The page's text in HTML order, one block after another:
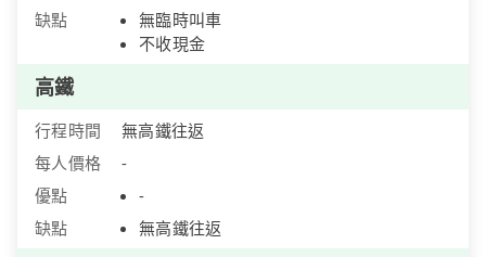
缺點
無臨時叫車
不收現金
高鐵
行程時間
無高鐵往返
每人價格
-
優點
-
缺點
無高鐵往返